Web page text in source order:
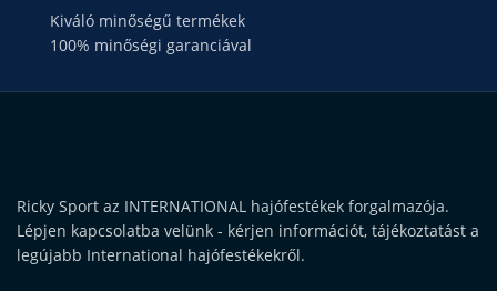
Kiváló minőségű termékek
100% minőségi garanciával
Ricky Sport az INTERNATIONAL hajófestékek forgalmazója.
Lépjen kapcsolatba velünk - kérjen információt, tájékoztatást a
legújabb International hajófestékekről.